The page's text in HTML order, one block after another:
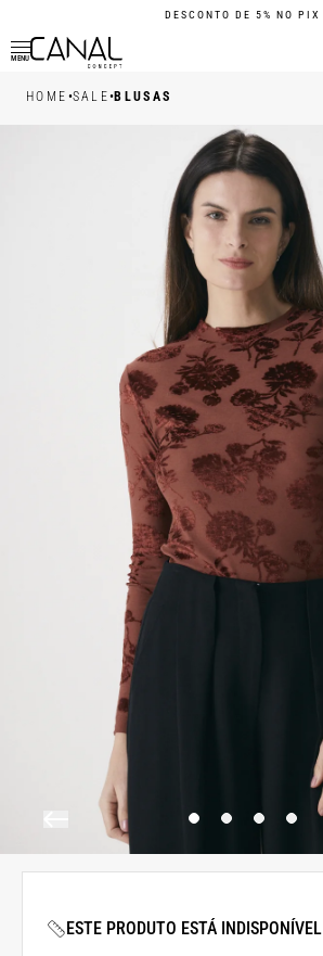
DESCONTO DE 5% NO PIX
MENU
HOME •SALE•BLUSAS
ESTE PRODUTO ESTÁ INDISPONÍVEL